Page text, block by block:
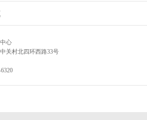
心
关村北四环西路33号